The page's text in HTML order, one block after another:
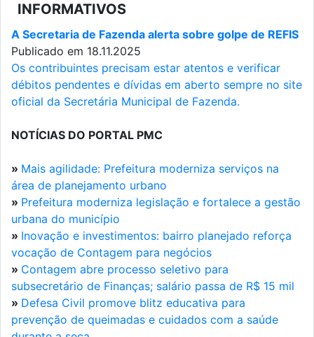
INFORMATIVOS
A Secretaria de Fazenda alerta sobre golpe de REFIS
Publicado em 18.11.2025
Os contribuintes precisam estar atentos e verificar
débitos pendentes e dívidas em aberto sempre no site
oficial da Secretária Municipal de Fazenda.
NOTÍCIAS DO PORTAL PMC
» Mais agilidade: Prefeitura moderniza serviços na
área de planejamento urbano
» Prefeitura moderniza legislação e fortalece a gestão
urbana do município
» Inovação e investimentos: bairro planejado reforça
vocação de Contagem para negócios
» Contagem abre processo seletivo para
subsecretário de Finanças; salário passa de R$ 15 mil
» Defesa Civil promove blitz educativa para
prevenção de queimadas e cuidados com a saúde